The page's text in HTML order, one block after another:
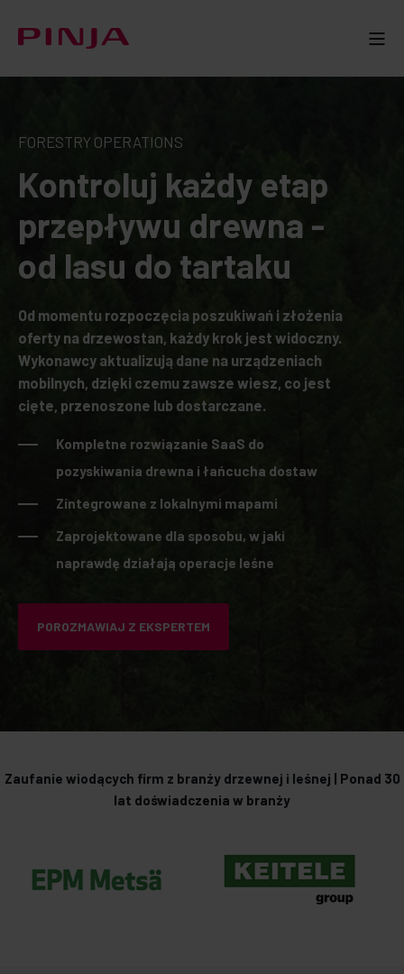
FORESTRY OPERATIONS
Kontroluj każdy etap
przepływu drewna -
od lasu do tartaku
Od momentu rozpoczęcia poszukiwań i złożenia
oferty na drzewostan, każdy krok jest widoczny.
Wykonawcy aktualizują dane na urządzeniach
mobilnych, dzięki czemu zawsze wiesz, co jest
cięte, przenoszone lub dostarczane.
Kompletne rozwiązanie SaaS do
pozyskiwania drewna i łańcucha dostaw
Zintegrowane z lokalnymi mapami
Zaprojektowane dla sposobu, w jaki
naprawdę działają operacje leśne
POROZMAWIAJ Z EKSPERTEM
Zaufanie wiodących firm z branży drzewnej i leśnej | Ponad 30
lat doświadczenia w branży